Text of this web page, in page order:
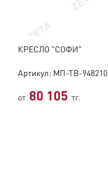
КРЕСЛО "СОФИ"
Артикул: МП-ТВ-948210
от 80 105 тг.